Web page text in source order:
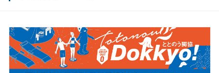
平成30年度獨協医科大学外部監査委員会報告
平成29年度獨協医科大学外部監査委員会報告